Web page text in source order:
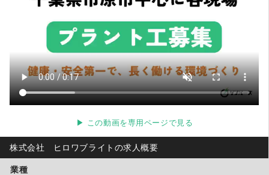
▶ この動画を専用ページで見る
株式会社 ヒロワブライトの求人概要
業種